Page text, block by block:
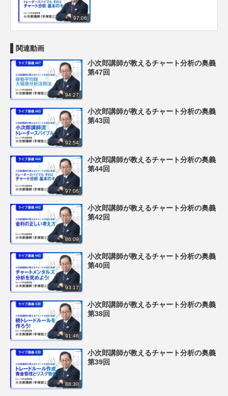
97:06
関連動画
94:27
小次郎講師が教えるチャート分析の奥義
第47回
92:54
小次郎講師が教えるチャート分析の奥義
第43回
97:06
小次郎講師が教えるチャート分析の奥義
第44回
86:09
小次郎講師が教えるチャート分析の奥義
第42回
93:17
小次郎講師が教えるチャート分析の奥義
第40回
91:46
小次郎講師が教えるチャート分析の奥義
第38回
88:30
小次郎講師が教えるチャート分析の奥義
第39回